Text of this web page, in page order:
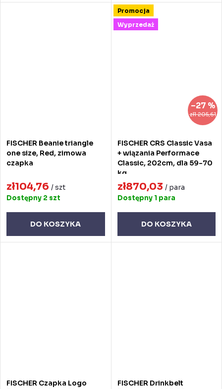
FISCHER Beanie triangle
one size, Red, zimowa
czapka
zł104,76 / szt
Dostępny 2 szt
DO KOSZYKA
Promocja
Wyprzedaż
zł1 205,61
–27 %
FISCHER CRS Classic Vasa
+ wiązania Performace
Classic, 202cm, dla 59-70
kg
zł870,03 / para
Dostępny 1 para
DO KOSZYKA
FISCHER Czapka Logo
FISCHER Drinkbelt